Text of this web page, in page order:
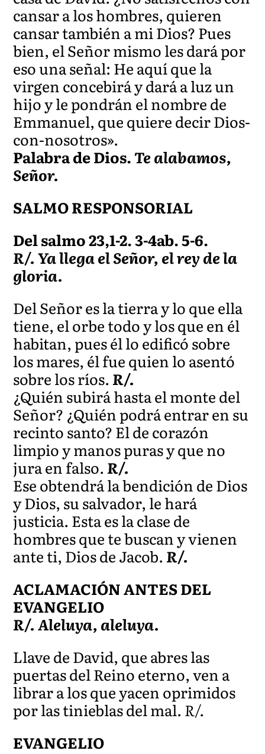
cansar a los hombres, quieren
cansar también a mi Dios? Pues
bien, el Señor mismo les dará por
eso una señal: He aquí que la
virgen concebirá y dará a luz un
hijo y le pondrán el nombre de
Emmanuel, que quiere decir Dios-
con-nosotros».
Palabra de Dios.Te alabamos,
Señor.
SALMO RESPONSORIAL
Del salmo 23,1-2. 3-4ab. 5-6.
R/. Ya llega el Señor, el rey de la
gloria.
Del Señor es la tierra y lo que ella
tiene, el orbe todo y los que en él
habitan, pues él lo edificó sobre
los mares, él fue quien lo asentó
sobre los ríos.R/.
¿Quién subirá hasta el monte del
Señor? ¿Quién podrá entrar en su
recinto santo? El de corazón
limpio y manos puras y que no
jura en falso.R/.
Ese obtendrá la bendición de Dios
y Dios, su salvador, le hará
justicia. Esta es la clase de
hombres que te buscan y vienen
ante ti, Dios de Jacob.R/.
ACLAMACIÓN ANTES DEL
EVANGELIO
R/. Aleluya, aleluya.
Llave de David, que abres las
puertas del Reino eterno, ven a
librar a los que yacen oprimidos
por las tinieblas del mal. R/.
EVANGELIO